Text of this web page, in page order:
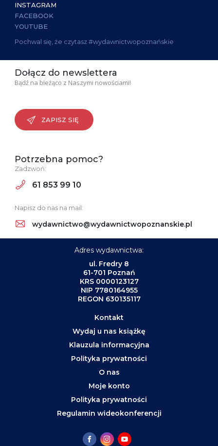
INSTAGRAM
FACEBOOK
YOUTUBE
Pochwal się, że czytasz #wydawnictwopoznańskie
Dołącz do newslettera
Bądź na bieżąco z Naszymi nowościami!
ZAPISZ SIĘ
Potrzebna pomoc?
Zadzwoń:
61 853 99 10
Napisz do nas na mail:
wydawnictwo@wydawnictwopoznanskie.pl
Adres wydawnictwa:
ul. Fredry 8
61-701 Poznań
KRS 0000123127
NIP 7780164955
REGON 630135117
Kontakt
Wydaj u nas książkę
Klauzula informacyjna
Polityka prywatności
O nas
Moje konto
Polityka prywatności
Regulamin wideokonferencji